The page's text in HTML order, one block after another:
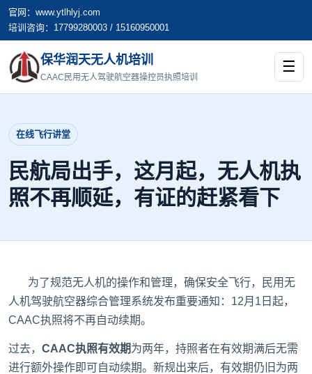
官网：www.ytlhlyj.com
培训咨询：17799280003 / 15160950001
保华润天无人机培训
CAAC民用无人驾驶航空器操控员执照培训
☰
在线飞行讲堂
民航局出手，这月起，无人机执
照不再顺延，有证的赶紧看下
为了规范无人机的操作和管理，确保安全飞行，民用无
人机驾驶航空器综合管理系统发布重要通知：12月1日起，
CAAC执照将不再自动续期。
过去， CAAC执照有效期为两年，持照者在有效期满后无需
进行额外操作即可自动续期。新规出来后，有效期仍旧为两